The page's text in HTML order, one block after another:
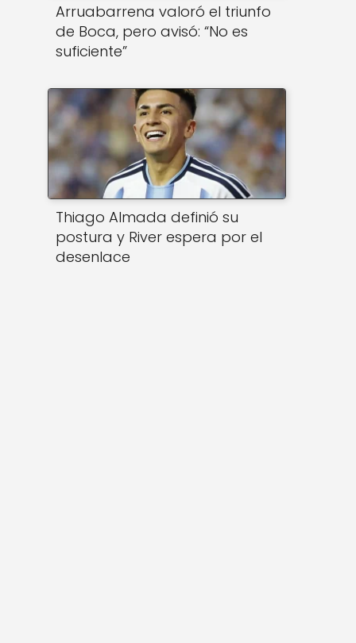
Arruabarrena valoró el triunfo
de Boca, pero avisó: “No es
suficiente”
Thiago Almada definió su
postura y River espera por el
desenlace